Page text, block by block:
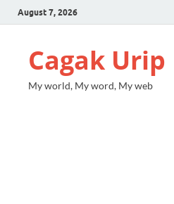
August 7, 2026
Cagak Urip
My world, My word, My web